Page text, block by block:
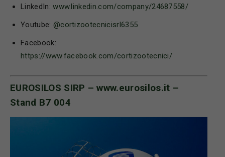
LinkedIn:www.linkedin.com/company/24687558/
Youtube: @cortizootecnicisrl6355
Facebook:
https://www.facebook.com/cortizootecnici/
EUROSILOS SIRP –www.eurosilos.it –
Stand B7 004